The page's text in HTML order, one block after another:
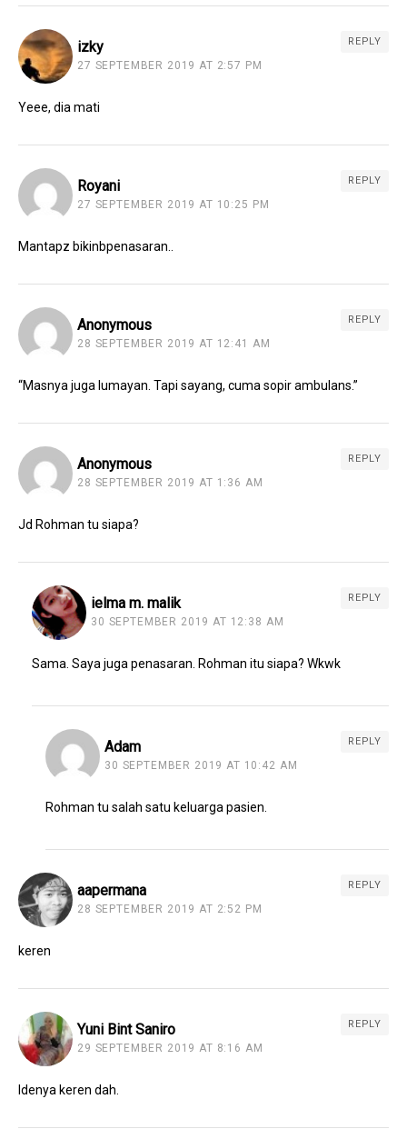
izky
27 SEPTEMBER 2019 AT 2:57 PM
REPLY
Yeee, dia mati
Royani
27 SEPTEMBER 2019 AT 10:25 PM
REPLY
Mantapz bikinbpenasaran..
Anonymous
28 SEPTEMBER 2019 AT 12:41 AM
REPLY
“Masnya juga lumayan. Tapi sayang, cuma sopir ambulans.”
Anonymous
28 SEPTEMBER 2019 AT 1:36 AM
REPLY
Jd Rohman tu siapa?
ielma m. malik
30 SEPTEMBER 2019 AT 12:38 AM
REPLY
Sama. Saya juga penasaran. Rohman itu siapa? Wkwk
Adam
30 SEPTEMBER 2019 AT 10:42 AM
REPLY
Rohman tu salah satu keluarga pasien.
aapermana
28 SEPTEMBER 2019 AT 2:52 PM
REPLY
keren
Yuni Bint Saniro
29 SEPTEMBER 2019 AT 8:16 AM
REPLY
Idenya keren dah.